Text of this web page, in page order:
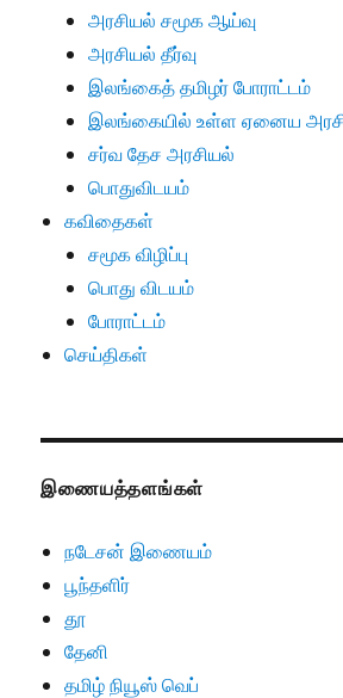
அரசியல் சமூக ஆய்வு
அரசியல் தீர்வு
இலங்கைத் தமிழர் போராட்டம்
இலங்கையில் உள்ள ஏனைய
சர்வ தேச அரசியல்
பொதுவிடயம்
கவிதைகள்
சமூக விழிப்பு
பொது விடயம்
போராட்டம்
செய்திகள்
இணையத்தளங்கள்
நடேசன் இணையம்
பூந்தளிர்
தூ
தேனி
தமிழ் நியூஸ் வெப்